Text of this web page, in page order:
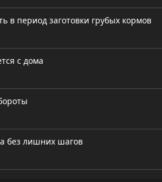
в период заготовки грубых кормов
с дома
без лишних шагов